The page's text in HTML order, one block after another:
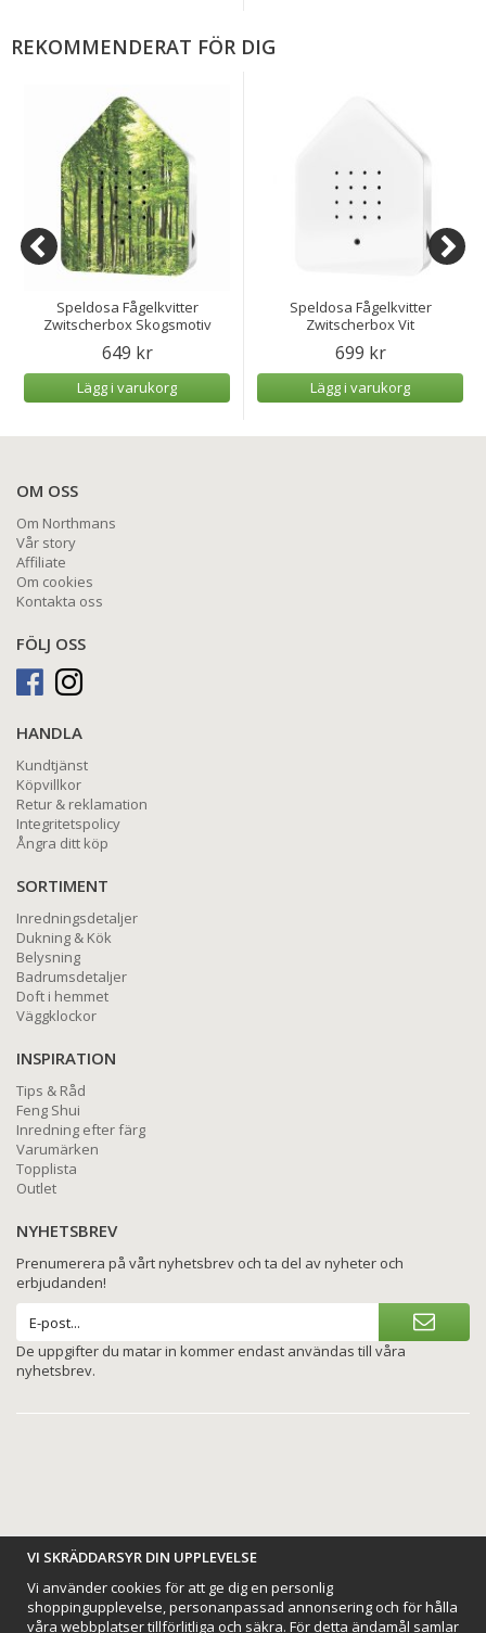
REKOMMENDERAT FÖR DIG
Speldosa Fågelkvitter
Zwitscherbox Skogsmotiv
649 kr
Lägg i varukorg
Speldosa Fågelkvitter
Zwitscherbox Vit
699 kr
Lägg i varukorg
OM OSS
Om Northmans
Vår story
Affiliate
Om cookies
Kontakta oss
FÖLJ OSS
HANDLA
Kundtjänst
Köpvillkor
Retur & reklamation
Integritetspolicy
Ångra ditt köp
SORTIMENT
Inredningsdetaljer
Dukning & Kök
Belysning
Badrumsdetaljer
Doft i hemmet
Väggklockor
INSPIRATION
Tips & Råd
Feng Shui
Inredning efter färg
Varumärken
Topplista
Outlet
NYHETSBREV
Prenumerera på vårt nyhetsbrev och ta del av nyheter och
erbjudanden!
De uppgifter du matar in kommer endast användas till våra
nyhetsbrev.
BETALNINGSALTERNATIV
VI SKRÄDDARSYR DIN UPPLEVELSE
Vi använder cookies för att ge dig en personlig
shoppingupplevelse, personanpassad annonsering och för hålla
våra webbplatser tillförlitliga och säkra. För detta ändamål samlar